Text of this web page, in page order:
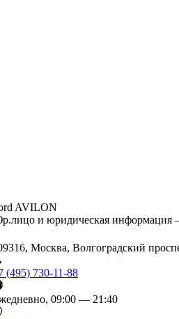
AVILON
и юридическая
Москва, Волгоградский
(495) 730-11-88
09:00 — 21:40